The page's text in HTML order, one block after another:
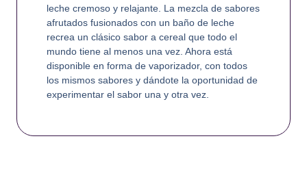
leche cremoso y relajante. La mezcla de sabores
afrutados fusionados con un baño de leche
recrea un clásico sabor a cereal que todo el
mundo tiene al menos una vez. Ahora está
disponible en forma de vaporizador, con todos
los mismos sabores y dándote la oportunidad de
experimentar el sabor una y otra vez.